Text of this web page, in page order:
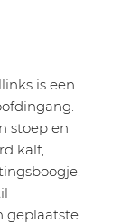
is een
stoep en
kalf,
geplaatste